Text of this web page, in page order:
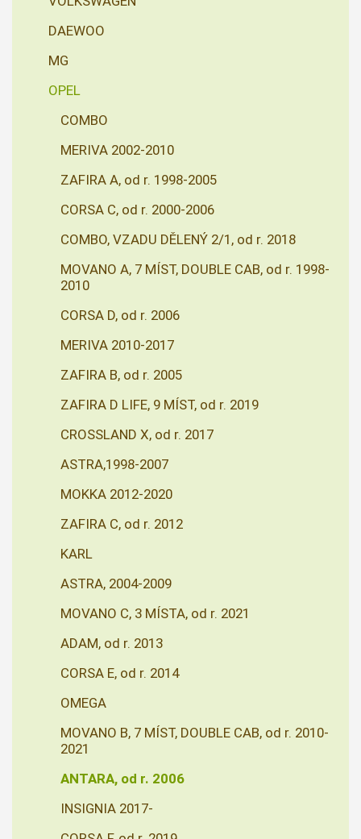
DAEWOO
MG
OPEL
COMBO
MERIVA 2002-2010
ZAFIRA A, od r. 1998-2005
CORSA C, od r. 2000-2006
COMBO, VZADU DĚLENÝ 2/1, od r. 2018
MOVANO A, 7 MÍST, DOUBLE CAB, od r. 1998-
2010
CORSA D, od r. 2006
MERIVA 2010-2017
ZAFIRA B, od r. 2005
ZAFIRA D LIFE, 9 MÍST, od r. 2019
CROSSLAND X, od r. 2017
ASTRA,1998-2007
MOKKA 2012-2020
ZAFIRA C, od r. 2012
KARL
ASTRA, 2004-2009
MOVANO C, 3 MÍSTA, od r. 2021
ADAM, od r. 2013
CORSA E, od r. 2014
OMEGA
MOVANO B, 7 MÍST, DOUBLE CAB, od r. 2010-
2021
ANTARA, od r. 2006
INSIGNIA 2017-